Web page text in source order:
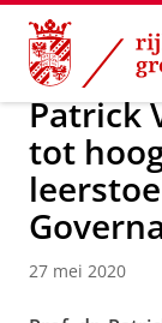
Skip
Content
Skip
Navigation
Over ons
Patrick
tot
27 mei 2020